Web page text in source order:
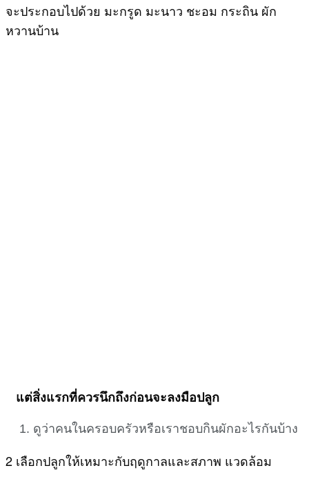
จะประกอบไปด้วย มะกรูด มะนาว ชะอม กระถิน ผัก
หวานบ้าน
แต่สิ่งแรกที่ควรนึกถึงก่อนจะลงมือปลูก
ดูว่าคนในครอบครัวหรือเราชอบกินผักอะไรกันบ้าง
2 เลือกปลูกให้เหมาะกับฤดูกาลและสภาพ แวดล้อม